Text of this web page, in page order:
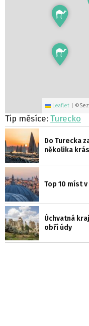
Leaflet
Tip měsíce: Turecko
Do Turecka
několika
Top 10 míst
Úchvatná
obří údy